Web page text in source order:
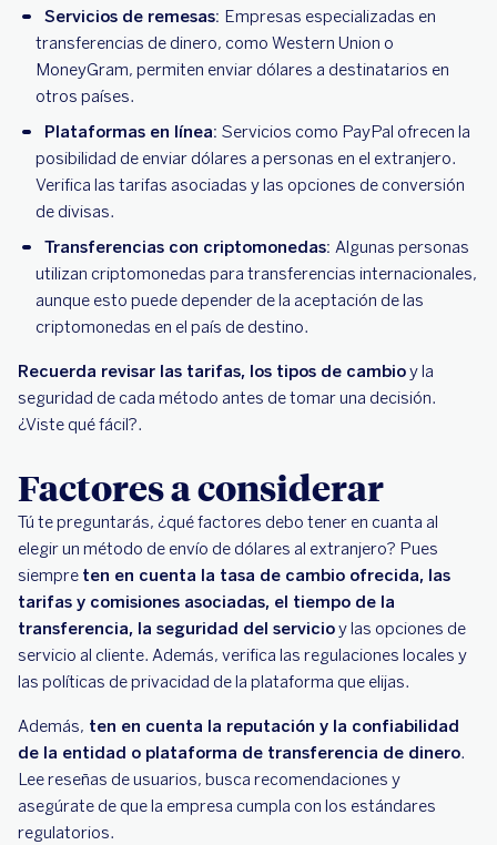
Servicios de remesas: Empresas especializadas en
transferencias de dinero, como Western Union o
MoneyGram, permiten enviar dólares a destinatarios en
otros países.
Plataformas en línea: Servicios como PayPal ofrecen la
posibilidad de enviar dólares a personas en el extranjero.
Verifica las tarifas asociadas y las opciones de conversión
de divisas.
Transferencias con criptomonedas: Algunas personas
utilizan criptomonedas para transferencias internacionales,
aunque esto puede depender de la aceptación de las
criptomonedas en el país de destino.
Recuerda revisar las tarifas, los tipos de cambioy la
seguridad de cada método antes de tomar una decisión.
¿Viste qué fácil?.
Factores a considerar
Tú te preguntarás, ¿qué factores debo tener en cuanta al
elegir un método de envío de dólares al extranjero? Pues
siempre ten en cuenta la tasa de cambio ofrecida, las
tarifas y comisiones asociadas, el tiempo de la
transferencia, la seguridad del servicioy las opciones de
servicio al cliente. Además, verifica las regulaciones locales y
las políticas de privacidad de la plataforma que elijas.
Además, ten en cuenta la reputación y la confiabilidad
de la entidad o plataforma de transferencia de dinero.
Lee reseñas de usuarios, busca recomendaciones y
asegúrate de que la empresa cumpla con los estándares
regulatorios.